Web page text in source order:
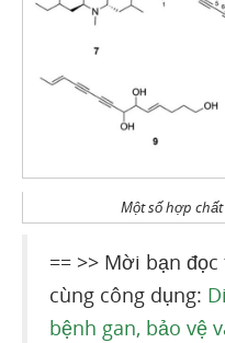
Một số hợp
== >> Mời bạn
cùng công dụng:
bệnh gan, bảo vệ